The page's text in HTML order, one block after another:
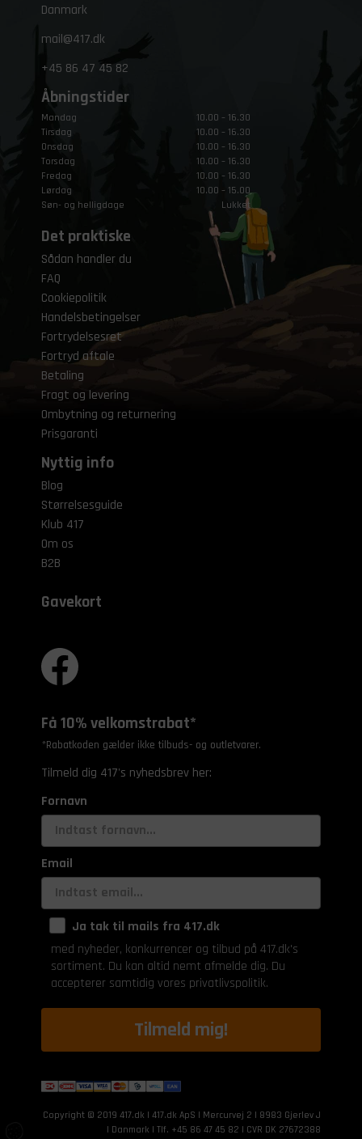
Danmark
mail@417.dk
+45 86 47 45 82
Åbningstider
Mandag
10.00 – 16.30
Tirsdag
10.00 – 16.30
Onsdag
10.00 – 16.30
Torsdag
10.00 – 16.30
Fredag
10.00 – 16.30
Lørdag
10.00 – 15.00
Søn- og helligdage
Lukket
Det praktiske
Sådan handler du
FAQ
Cookiepolitik
Handelsbetingelser
Fortrydelsesret
Fortryd aftale
Betaling
Fragt og levering
Ombytning og returnering
Prisgaranti
Nyttig info
Blog
Størrelsesguide
Klub 417
Om os
B2B
Gavekort
Få 10% velkomstrabat*
*Rabatkoden gælder ikke tilbuds- og outletvarer.
Tilmeld dig 417's nyhedsbrev her:
Fornavn
Email
Ja tak til mails fra 417.dk
med nyheder, konkurrencer og tilbud på 417.dk's
sortiment. Du kan altid nemt afmelde dig. Du
accepterer samtidig vores privatlivspolitik.
Tilmeld mig!
Copyright © 2019 417.dk | 417.dk ApS | Mercurvej 2 | 8983 Gjerlev J
| Danmark | Tlf. +45 86 47 45 82 | CVR DK 27672388